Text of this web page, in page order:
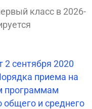
класс в 2026-
сентября 2020
приема на
программам
общего и среднего